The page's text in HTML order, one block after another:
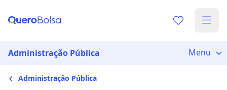
Administração Pública Menu
Administração Pública